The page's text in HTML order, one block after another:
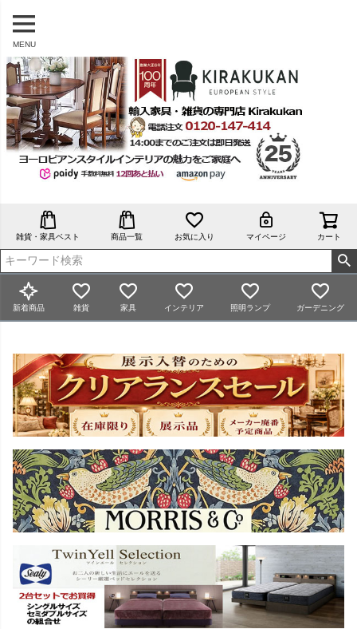
MENU
雑貨・家具ベスト 商品一覧 お気に入り マイページ カート
新着商品 雑貨 家具 インテリア 照明ランプ ガーデニング